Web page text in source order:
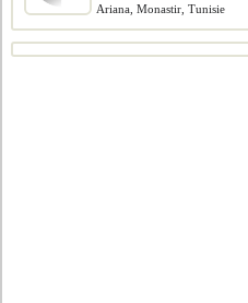
Ariana, Monastir, Tunisie